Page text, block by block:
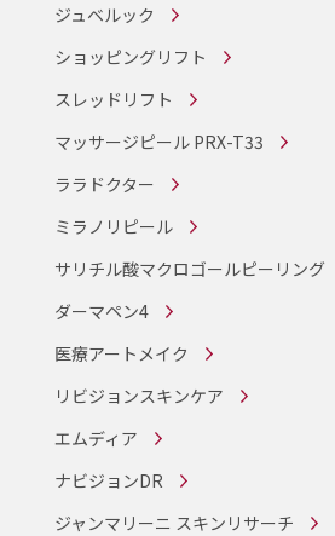
ジュベルック
ショッピングリフト
スレッドリフト
マッサージピール PRX-T33
ララドクター
ミラノリピール
サリチル酸マクロゴールピーリング
ダーマペン4
医療アートメイク
リビジョンスキンケア
エムディア
ナビジョンDR
ジャンマリーニ スキンリサーチ